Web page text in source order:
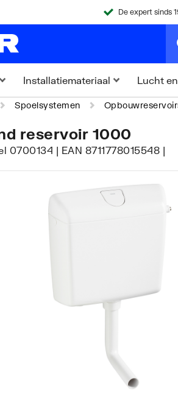
De expert sinds
Installatiemateriaal Lucht
Spoelsystemen
reservoir 1000
| EAN 8711778015548 |